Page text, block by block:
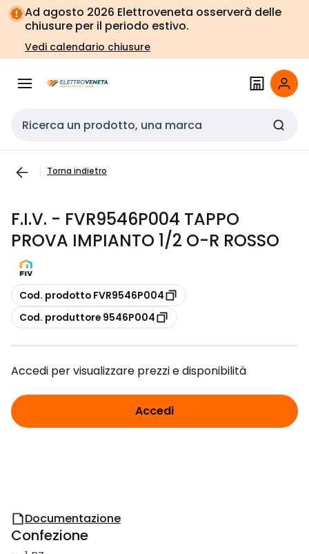
Vai alla
navigazione
Vai
alla
pagina
Ad agosto 2026 Elettroveneta osserverà delle
chiusure per il periodo estivo.
Vedi calendario chiusure
Cerca input
Torna indietro
F.I.V. - FVR9546P004 TAPPO
PROVA IMPIANTO 1/2 O-R ROSSO
copia
Cod. prodotto FVR9546P004
copia
Cod. produttore 9546P004
Accedi per visualizzare prezzi e disponibilità
Accedi
Documentazione
Confezione